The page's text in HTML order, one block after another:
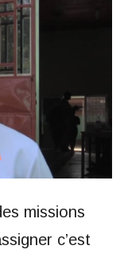
missions
c’est